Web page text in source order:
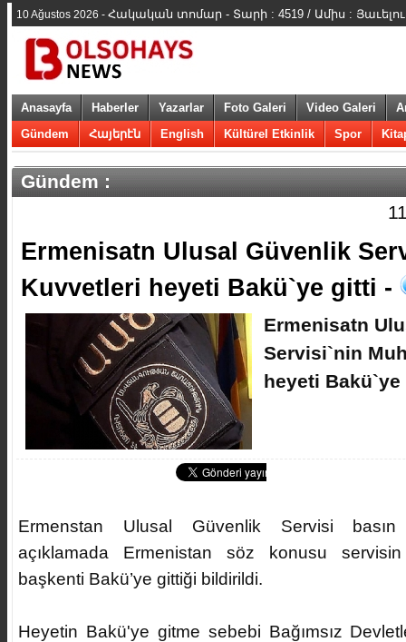
10 Ağustos 2026 - Հակական տոմար - Տարի : 4519 / Ամիս :
Anasayfa Haberler Yazarlar Foto Galeri Video Galeri
Gündem
Հայերէն English Kültürel Etkinlik Spor
Gündem :
​Ermenisatn Ulusal Güvenlik
Kuvvetleri heyeti Bakü`ye gitti -
​Ermenisatn
Servisi`nin
heyeti
Ermenstan Ulusal Güvenlik Servisi basın
açıklamada Ermenistan söz konusu
başkenti Bakü’ye gittiği bildirildi.
Heyetin Bakü'ye gitme sebebi Bağımsız